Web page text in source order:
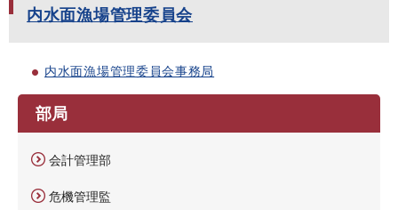
内水面漁場管理委員会
内水面漁場管理委員会事務局
部局
会計管理部
危機管理監